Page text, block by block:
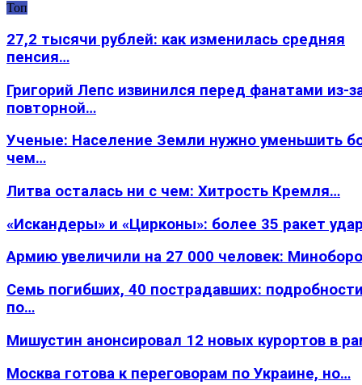
Топ
27,2 тысячи рублей: как изменилась средняя
пенсия…
Григорий Лепс извинился перед фанатами из-
повторной…
Ученые: Население Земли нужно уменьшить
чем…
Литва осталась ни с чем: Хитрость Кремля…
«Искандеры» и «Цирконы»: более 35 ракет
Армию увеличили на 27 000 человек:
Семь погибших, 40 пострадавших:
по…
Мишустин анонсировал 12 новых курортов в
Москва готова к переговорам по Украине, но…